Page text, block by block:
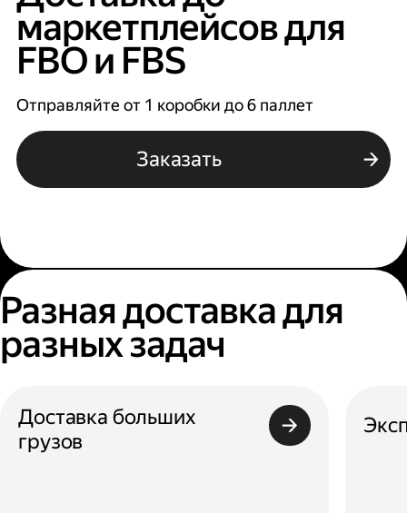
маркетплейсов для
FBO и FBS
Отправляйте от 1 коробки до 6 паллет
Заказать
Разная доставка для
разных задач
Доставка больших
грузов